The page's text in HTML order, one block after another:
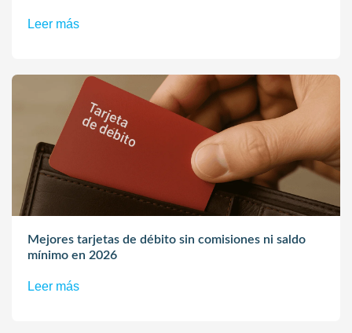
Leer más
Mejores tarjetas de débito sin comisiones ni saldo
mínimo en 2026
Leer más